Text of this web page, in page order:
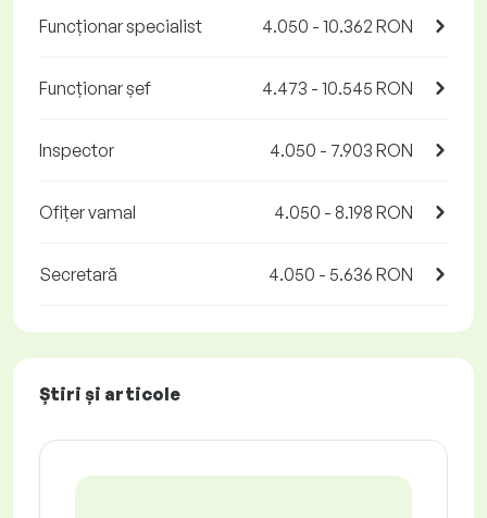
Funcționar specialist 4.050 - 10.362 RON
Funcționar șef 4.473 - 10.545 RON
Inspector 4.050 - 7.903 RON
Ofițer vamal 4.050 - 8.198 RON
Secretară 4.050 - 5.636 RON
Știri și articole